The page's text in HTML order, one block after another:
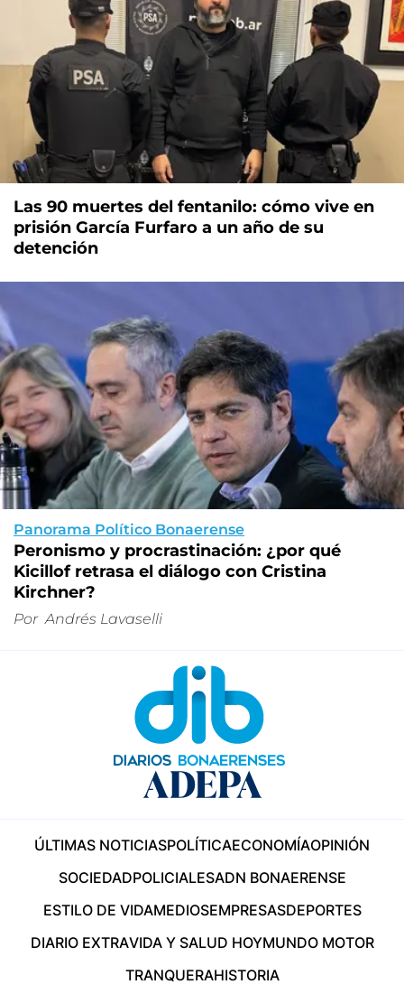
Las 90 muertes del fentanilo: cómo vive en
prisión García Furfaro a un año de su
detención
Panorama Político Bonaerense
Peronismo y procrastinación: ¿por qué
Kicillof retrasa el diálogo con Cristina
Kirchner?
Por Andrés Lavaselli
ÚLTIMAS NOTICIASPOLÍTICAECONOMÍAOPINIÓN
SOCIEDADPOLICIALESADN BONAERENSE
ESTILO DE VIDAMEDIOSEMPRESASDEPORTES
DIARIO EXTRAVIDA Y SALUD HOYMUNDO MOTOR
TRANQUERAHISTORIA